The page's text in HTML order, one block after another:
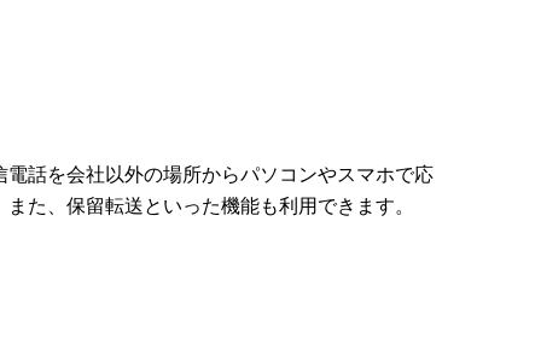
話を会社以外の場所からパソコンやスマホで応
た、保留転送といった機能も利用できます。